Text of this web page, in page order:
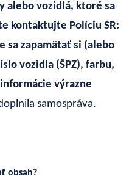
alebo vozidlá, ktoré sa
kontaktujte Políciu SR:
sa zapamätať si (alebo
vozidla (ŠPZ), farbu,
výrazne
samospráva.
obsah?